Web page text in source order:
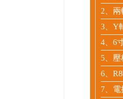
2、兩
3、Y
4、6
5、
6、
7、